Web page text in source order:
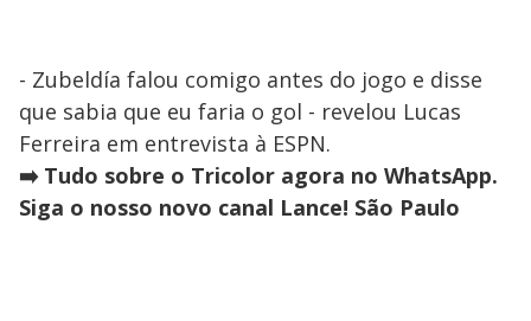
- Zubeldía falou comigo antes do jogo e disse
que sabia que eu faria o gol - revelou Lucas
Ferreira em entrevista à ESPN.
➡️ Tudo sobre o Tricolor agora no WhatsApp.
Siga o nosso novo canal Lance! São Paulo